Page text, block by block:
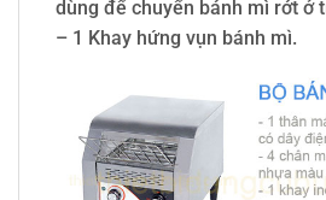
dùng để chuyển bánh mì rớt ở
– 1 Khay hứng vụn bánh mì.